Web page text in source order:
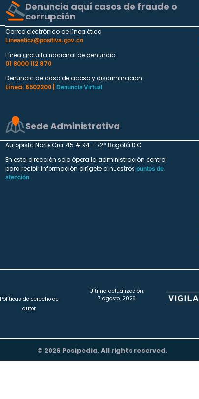
Denuncia aquí casos de fraude o
corrupción
Correo electrónico de línea ética
Lineaetica@positiva.gov.co
Línea gratuita nacional de denuncia
01 8000 112 870
Denuncia de caso de acoso y discriminación
Línea: 6502200 |
Denuncia Virtual
Sede Administrativa
Autopista Norte Cra. 45 # 94 – 72* Bogotá D.C
En esta dirección solo ópera la administración central
para recibir información dirígete a nuestros puntos de
atención
Políticas de derecho de
autor
Última actualización:
7 agosto, 2026
© 2026 Posipedia. All rights reserved.